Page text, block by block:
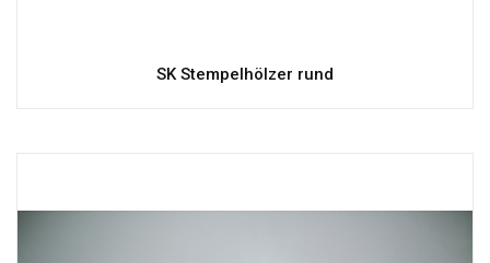
SK Stempelhölzer rund